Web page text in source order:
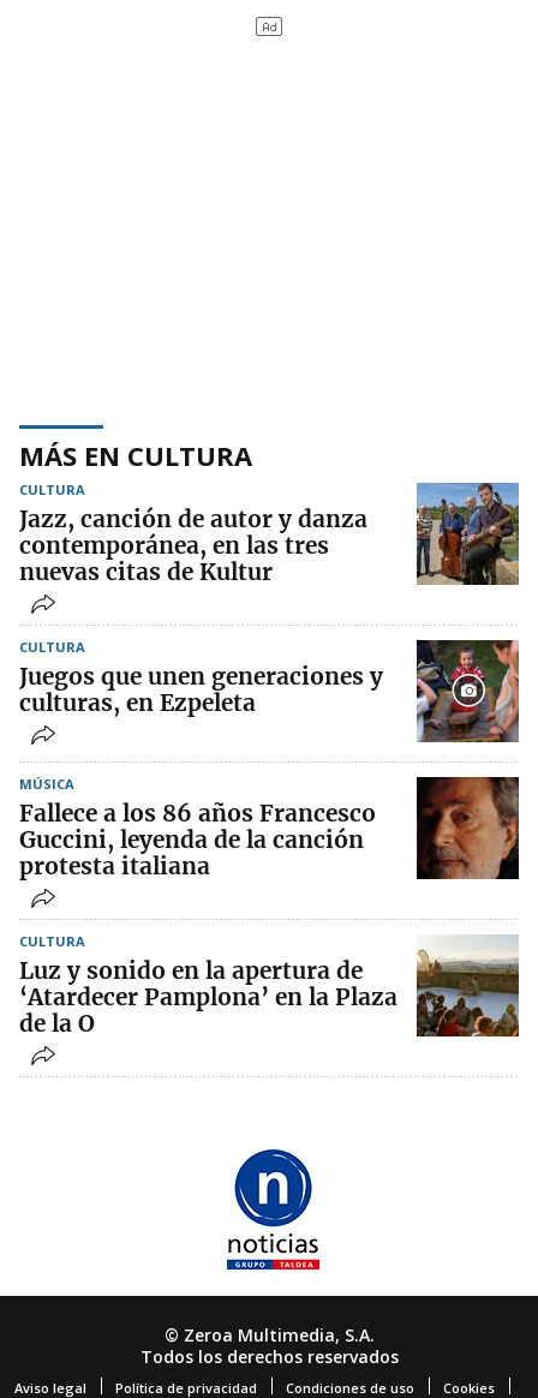
MÁS EN CULTURA
CULTURA
Jazz, canción de autor y danza
contemporánea, en las tres
nuevas citas de Kultur
CULTURA
Juegos que unen generaciones y
culturas, en Ezpeleta
MÚSICA
Fallece a los 86 años Francesco
Guccini, leyenda de la canción
protesta italiana
CULTURA
Luz y sonido en la apertura de
‘Atardecer Pamplona’ en la Plaza
de la O
© Zeroa Multimedia, S.A.
Todos los derechos reservados
Aviso legal Política de privacidad Condiciones de uso Cookies